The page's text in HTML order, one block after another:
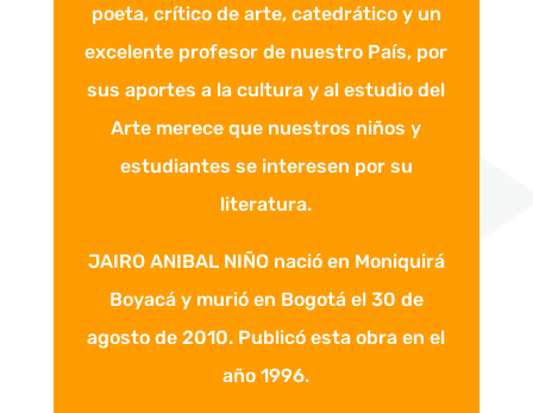
poeta, crítico de arte, catedrático y un
excelente profesor de nuestro País, por
sus aportes a la cultura y al estudio del
Arte merece que nuestros niños y
estudiantes se interesen por su
literatura.
JAIRO ANIBAL NIÑO nació en Moniquirá
Boyacá y murió en Bogotá el 30 de
agosto de 2010. Publicó esta obra en el
año 1996.